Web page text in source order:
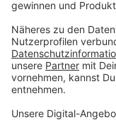
Anzeige